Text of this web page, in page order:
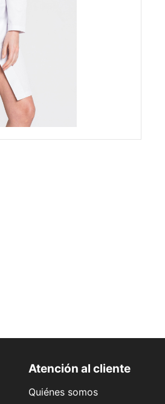
Atención al cliente
Quiénes somos